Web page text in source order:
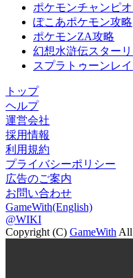
ポケモンチャンピ
ぽこあポケモン攻略
ポケモンZA攻略
幻想水滸伝スター
スプラトゥーンレ
トップ
ヘルプ
運営会社
採用情報
利用規約
プライバシーポリシー
広告のご案内
お問い合わせ
GameWith(English)
@WIKI
Copyright (C) GameWith All